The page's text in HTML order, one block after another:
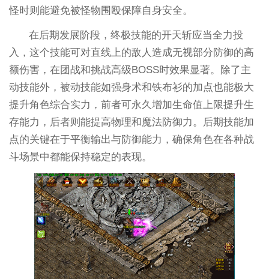
怪时则能避免被怪物围殴保障自身安全。
在后期发展阶段，终极技能的开天斩应当全力投
入，这个技能可对直线上的敌人造成无视部分防御的高
额伤害，在团战和挑战高级BOSS时效果显著。除了主
动技能外，被动技能如强身术和铁布衫的加点也能极大
提升角色综合实力，前者可永久增加生命值上限提升生
存能力，后者则能提高物理和魔法防御力。后期技能加
点的关键在于平衡输出与防御能力，确保角色在各种战
斗场景中都能保持稳定的表现。